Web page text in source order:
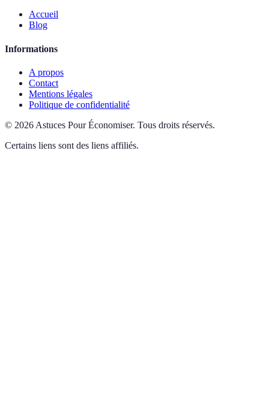
Accueil
Blog
Informations
A propos
Contact
Mentions légales
Politique de confidentialité
© 2026 Astuces Pour Économiser. Tous droits réservés.
Certains liens sont des liens affiliés.